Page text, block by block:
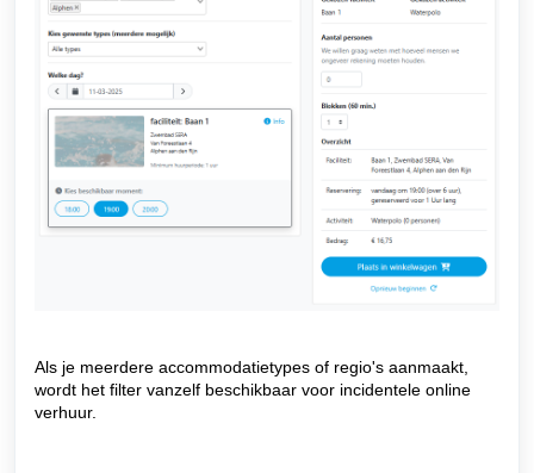
Als je meerdere accommodatietypes of regio's aanmaakt,
wordt het filter vanzelf beschikbaar voor incidentele online
verhuur.